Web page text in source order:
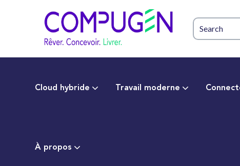
Cloud hybride Travail moderne
À propos